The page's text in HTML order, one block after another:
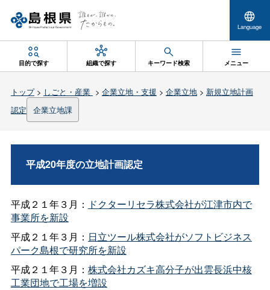
Language
目的で探す 組織で探す キーワード検索 メニュー
トップ> しごと・産業 > 企業立地・支援 > 企業立地> 新規立地計画
認定
企業立地課
平成20年度の立地計画認定
平成２１年３月： ドクターリセラ株式会社が江津市内で
事業所を新設
平成２１年３月： 日立ツール株式会社がソフトビジネス
パーク島根で研究所を新設
平成２１年３月： 株式会社カズキ高分子が出雲長浜中核
工業団地で工場を増設